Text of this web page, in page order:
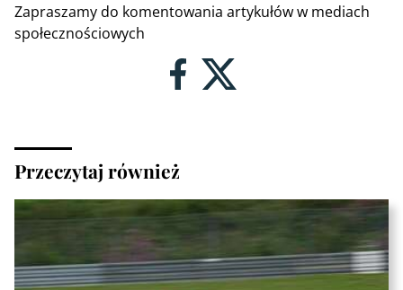
Zapraszamy do komentowania artykułów w mediach
społecznościowych
Przeczytaj również